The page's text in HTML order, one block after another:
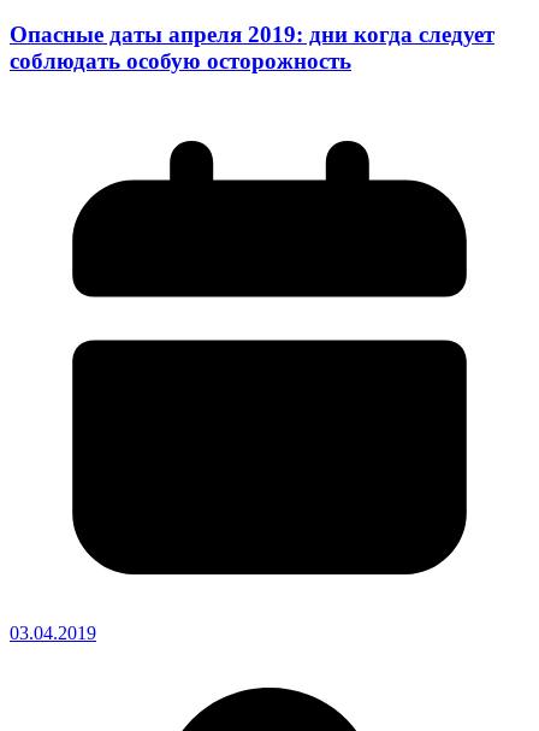
Опасные даты апреля 2019: дни когда следует
соблюдать особую осторожность
03.04.2019